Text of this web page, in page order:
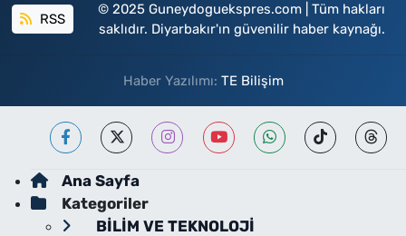
RSS
© 2025 Guneydoguekspres.com | Tüm hakları
saklıdır. Diyarbakır'ın güvenilir haber kaynağı.
Haber Yazılımı: TE Bilişim
Ana Sayfa
Kategoriler
BİLİM VE TEKNOLOJİ